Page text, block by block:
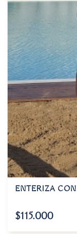
ENTERIZA
$115.000